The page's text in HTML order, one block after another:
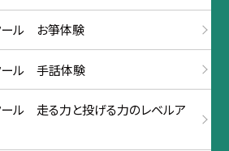
ール お箏体験
ール 手話体験
ル 走る力と投げる力のレベルア